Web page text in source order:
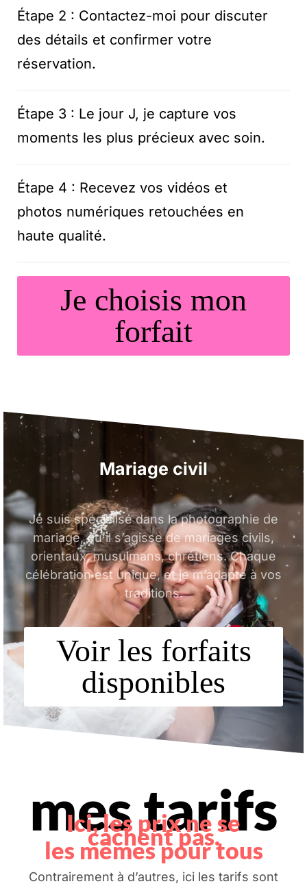
Étape 2 : Contactez-moi pour discuter
des détails et confirmer votre
réservation.
Étape 3 : Le jour J, je capture vos
moments les plus précieux avec soin.
Étape 4 : Recevez vos vidéos et
photos numériques retouchées en
haute qualité.
Je choisis mon
forfait
Mariage oriental
Je suis spécialisé dans la photographie de
mariage, qu’il s’agisse de mariages civils,
orientaux, musulmans, chrétiens. Chaque
célébration est unique, et je m’adapte à vos
traditions.
Voir les forfaits
disponibles
mes tarifs
Ici, les prix ne se
cachent pas.
les mêmes pour tous
Contrairement à d’autres, ici les tarifs sont